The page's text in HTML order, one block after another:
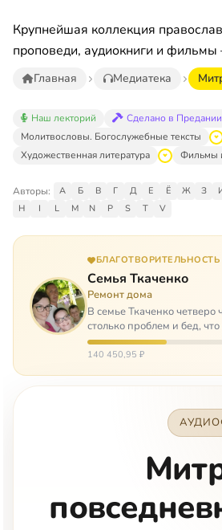
Крупнейшая коллекция
проповеди, аудиокниги и
Главная Медиатека
Наш лекторий Сделано в Предании
Молитвословы. Богослужебные тексты
Художественная литература
Фильмы
Авторы: А Б В Г Д Е Ё Ж З
H
I L M N P S T V
БЛАГОТВОРИТЕЛЬНОСТЬ
Семья Ткаченко
Ремонт дома
В семье Ткаченко четверо
столько проблем и бед,
140 450,95 ₽